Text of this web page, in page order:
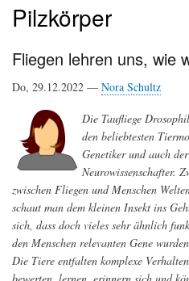
Pilzkörper
Fliegen lehren uns, wie
Do, 29.12.2022 — Nora Schultz
Die Taufliege
den beliebtesten
Genetiker und auch der
Neurowissenschafter.
zwischen Fliegen und Menschen
schaut man dem kleinen Insekt ins
sich, dass doch vieles sehr ähnlich
den Menschen relevanten Gene
Die Tiere entfalten komplexe